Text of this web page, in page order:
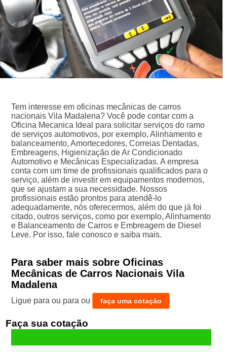
Tem interesse em oficinas mecânicas de carros
nacionais Vila Madalena? Você pode contar com a
Oficina Mecanica Ideal para solicitar serviços do ramo
de serviços automotivos, por exemplo, Alinhamento e
balanceamento, Amortecedores, Correias Dentadas,
Embreagens, Higienização de Ar Condicionado
Automotivo e Mecânicas Especializadas. A empresa
conta com um time de profissionais qualificados para o
serviço, além de investir em equipamentos modernos,
que se ajustam a sua necessidade. Nossos
profissionais estão prontos para atendê-lo
adequadamente, nós oferecermos, além do que já foi
citado, outros serviços, como por exemplo, Alinhamento
e Balanceamento de Carros e Embreagem de Diesel
Leve. Por isso, fale conosco e saiba mais.
Para saber mais sobre Oficinas
Mecânicas de Carros Nacionais Vila
Madalena
Ligue para ou para ou faça uma cotação
Faça sua cotação